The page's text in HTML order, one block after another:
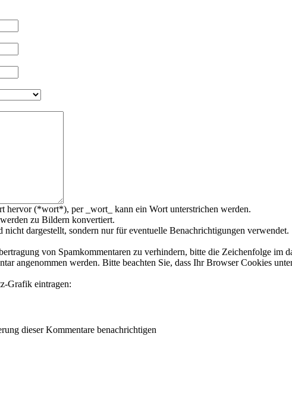
hervor (*wort*), per _wort_ kann ein Wort unterstrichen werden.
zu Bildern konvertiert.
dargestellt, sondern nur für eventuelle Benachrichtigungen verwendet.
von Spamkommentaren zu verhindern, bitte die Zeichenfolge
angenommen werden. Bitte beachten Sie, dass Ihr Browser Cookies
Grafik eintragen:
dieser Kommentare benachrichtigen